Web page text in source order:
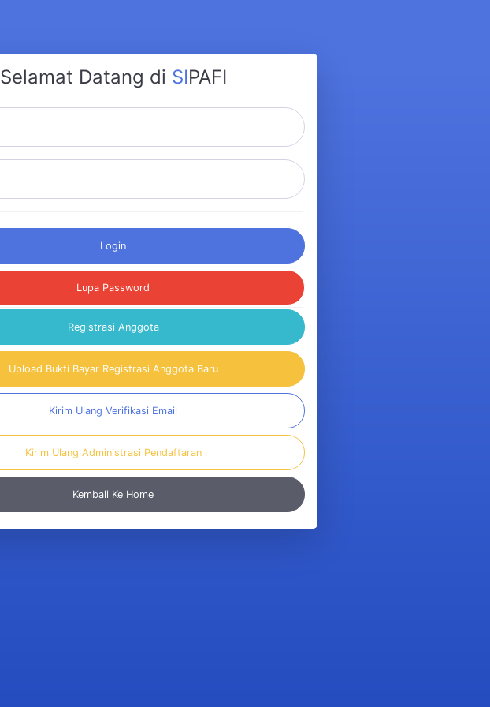
Selamat Datang di SIPAFI
Login
Lupa Password
Registrasi Anggota
Upload Bukti Bayar Registrasi Anggota Baru
Kirim Ulang Verifikasi Email
Kirim Ulang Administrasi Pendaftaran
Kembali Ke Home